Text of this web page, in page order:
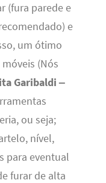
(fura parede e
e
um ótimo
(Nós
Garibaldi –
ou seja;
nível,
para eventual
furar de alta